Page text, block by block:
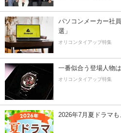
パソコンメーカー社
選」
オリコンタイアップ特集
一番似合う登場人物
オリコンタイアップ特集
2026年7月夏ドラマ